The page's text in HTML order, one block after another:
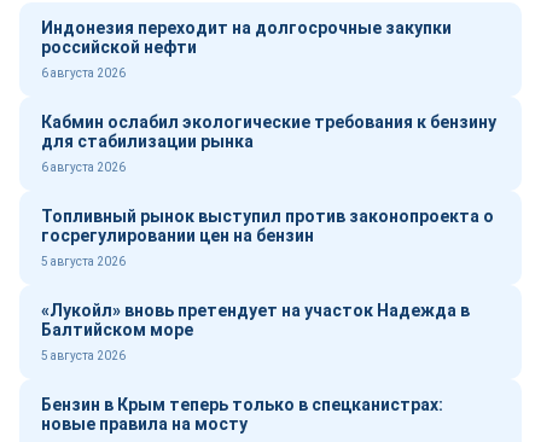
Индонезия переходит на долгосрочные закупки
российской нефти
6 августа 2026
Кабмин ослабил экологические требования к бензину
для стабилизации рынка
6 августа 2026
Топливный рынок выступил против законопроекта о
госрегулировании цен на бензин
5 августа 2026
«Лукойл» вновь претендует на участок Надежда в
Балтийском море
5 августа 2026
Бензин в Крым теперь только в спецканистрах:
новые правила на мосту